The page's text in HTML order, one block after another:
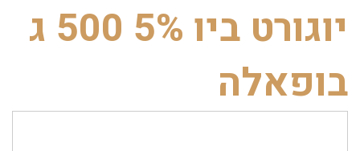
יוגורט ביו 5% 500 ג
בופאלה